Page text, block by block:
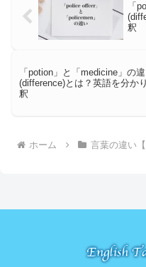
「
釈
「potion」と「medicine」の
(difference)とは？英語を分か
釈
ホーム 言葉の違い【